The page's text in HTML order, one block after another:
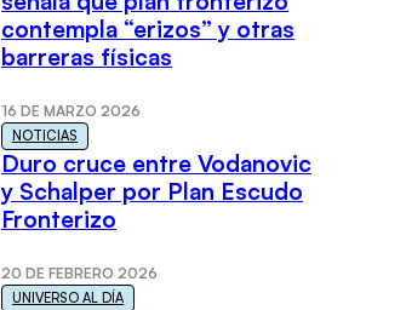
contempla “erizos” y otras
barreras físicas
16 DE MARZO 2026
NOTICIAS
Duro cruce entre Vodanovic
y Schalper por Plan Escudo
Fronterizo
20 DE FEBRERO 2026
UNIVERSO AL DÍA